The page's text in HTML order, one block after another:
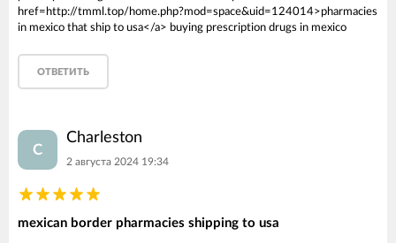
href=http://tmml.top/home.php?mod=space&uid=124014>pharmacies
in mexico that ship to usa</a> buying prescription drugs in mexico
ОТВЕТИТЬ
C
Charleston
2 августа 2024 19:34
mexican border pharmacies shipping to usa